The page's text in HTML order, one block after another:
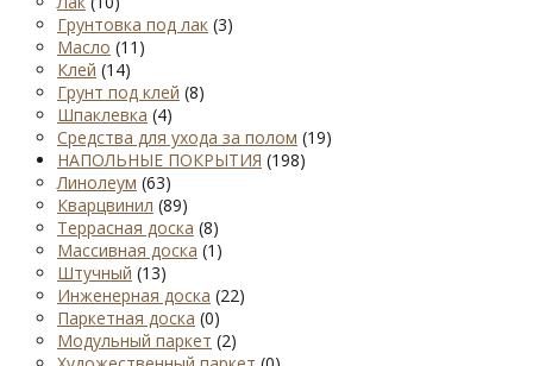
Грунтовка под лак (3)
Масло (11)
Клей (14)
Грунт под клей (8)
Шпаклевка (4)
Средства для ухода за полом (19)
НАПОЛЬНЫЕ ПОКРЫТИЯ (198)
Линолеум (63)
Кварцвинил (89)
Террасная доска (8)
Массивная доска (1)
Штучный (13)
Инженерная доска (22)
Паркетная доска (0)
Модульный паркет (2)